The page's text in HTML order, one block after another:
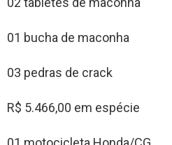
01 bucha de maconha
03 pedras de crack
R$ 5.466,00 em espécie